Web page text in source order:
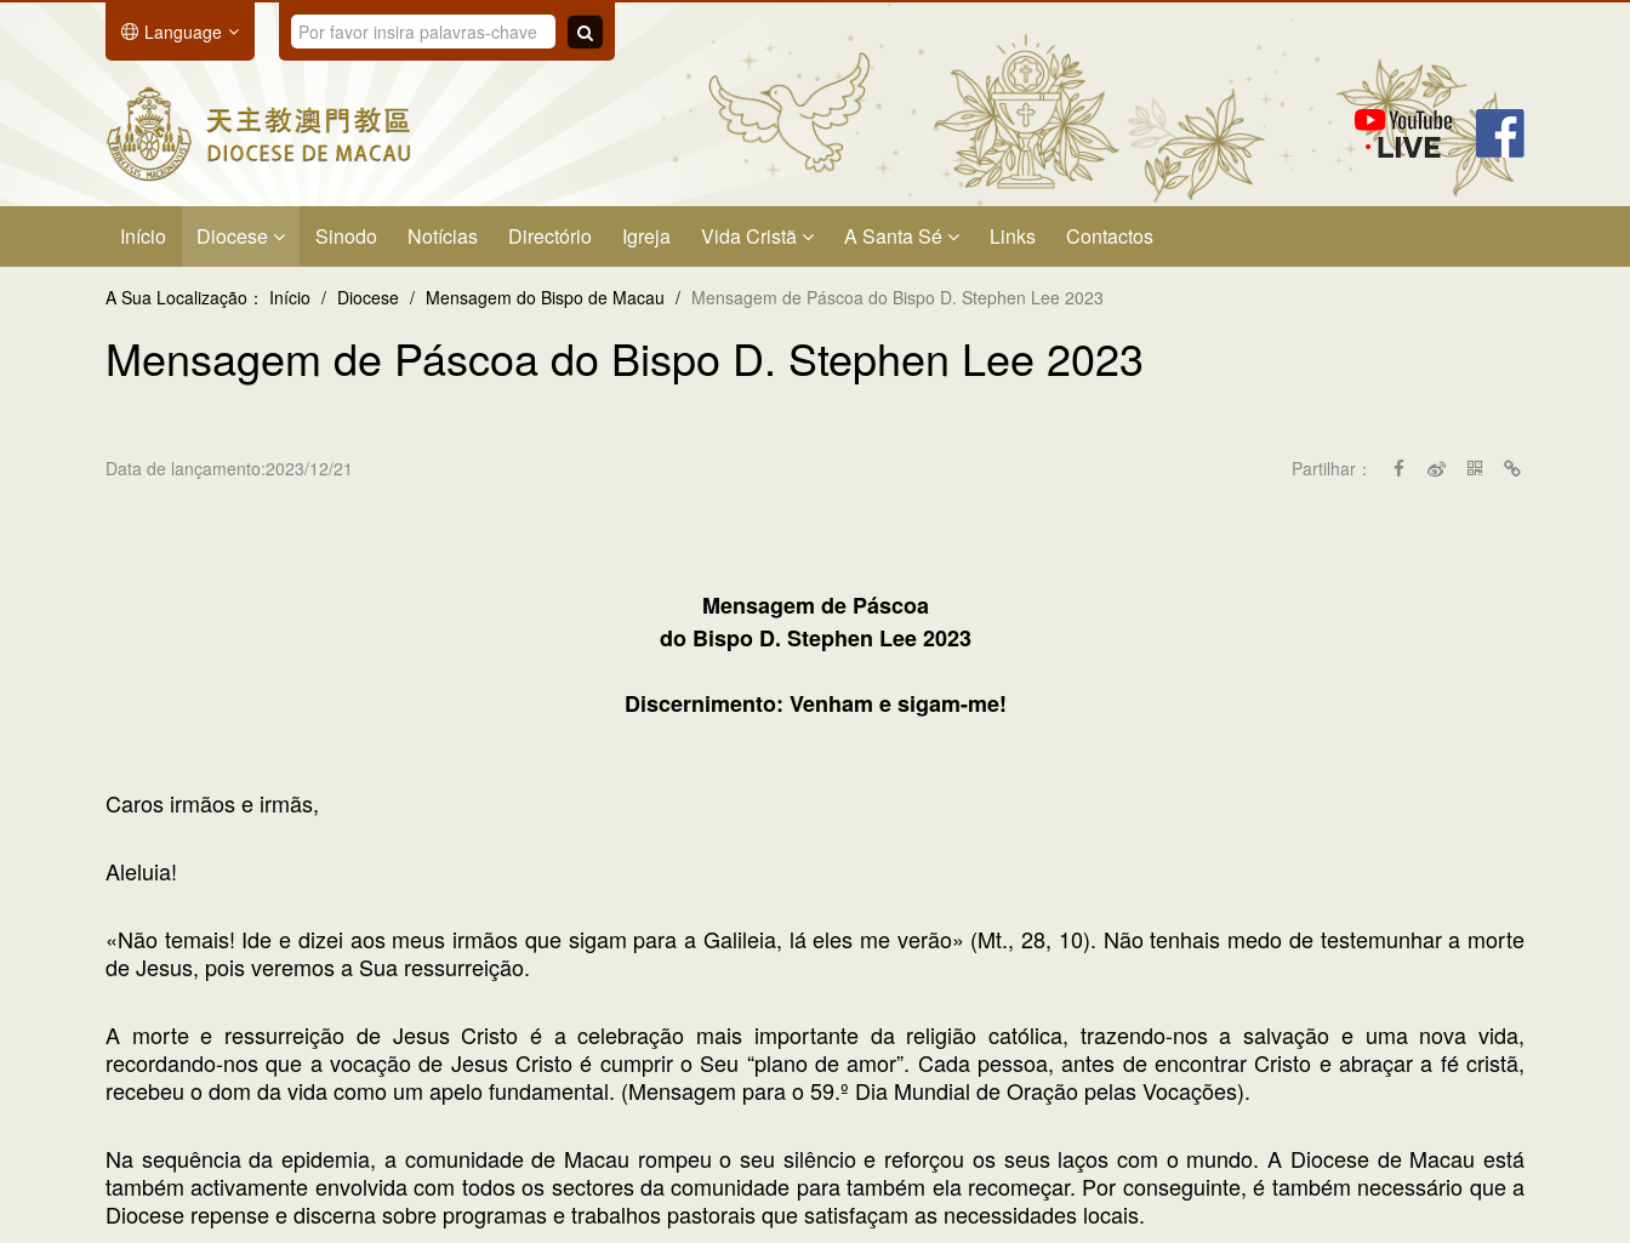
Language
Início Diocese Sinodo Notícias Directório Igreja Vida Cristã A Santa Sé Links Contactos
A Sua Localização： Início / Diocese / Mensagem do Bispo de Macau / Mensagem de Páscoa do Bispo D. Stephen Lee 2023
Mensagem de Páscoa do Bispo D. Stephen Lee 2023
Data de lançamento:2023/12/21 Partilhar：
Mensagem de Páscoa
do Bispo D. Stephen Lee 2023
Discernimento: Venham e sigam-me!
Caros irmãos e irmãs,
Aleluia!
«Não temais! Ide e dizei aos meus irmãos que sigam para a Galileia, lá eles me verão» (Mt., 28, 10). Não tenhais medo de testemunhar a morte
de Jesus, pois veremos a Sua ressurreição.
A morte e ressurreição de Jesus Cristo é a celebração mais importante da religião católica, trazendo-nos a salvação e uma nova vida,
recordando-nos que a vocação de Jesus Cristo é cumprir o Seu “plano de amor”. Cada pessoa, antes de encontrar Cristo e abraçar a fé cristã,
recebeu o dom da vida como um apelo fundamental. (Mensagem para o 59.º Dia Mundial de Oração pelas Vocações).
Na sequência da epidemia, a comunidade de Macau rompeu o seu silêncio e reforçou os seus laços com o mundo. A Diocese de Macau está
também activamente envolvida com todos os sectores da comunidade para também ela recomeçar. Por conseguinte, é também necessário que a
Diocese repense e discerna sobre programas e trabalhos pastorais que satisfaçam as necessidades locais.